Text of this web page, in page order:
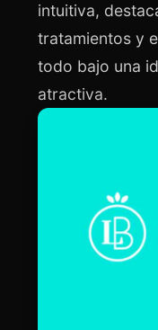
intuitiva,
tratamientos y
todo bajo una
atractiva.